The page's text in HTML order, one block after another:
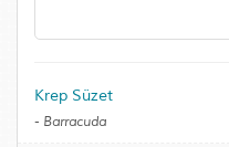
Krep Süzet
- Barracuda